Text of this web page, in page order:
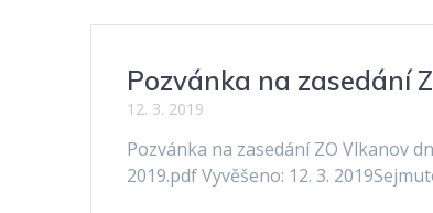
Pozvánka na zasedání
12. 3. 2019
Pozvánka na zasedání ZO Vlkanov
2019.pdf Vyvěšeno: 12. 3.